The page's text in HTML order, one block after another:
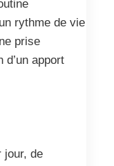
rythme de vie
prise
apport
jour, de